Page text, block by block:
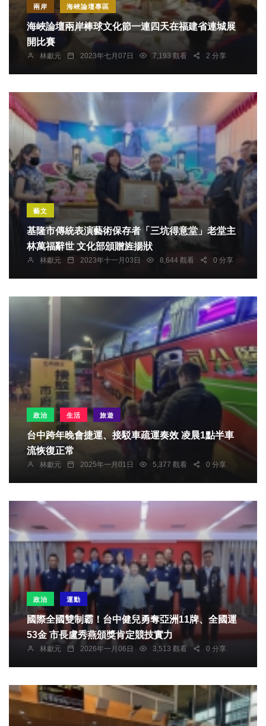
兩岸 海峽論壇專區
海峽論壇兩岸棒球文化節一連四天在福建省連城展
開比賽
林獻元 2023年七月07日 7,193 觀看 2 分享
藝文
基隆市傳統表演藝術保存者「三坑得意堂」老堂主
林萬福辭世 文化部頒贈旌揚狀
林獻元 2023年十一月03日 8,644 觀看 0 分享
政治 生活 旅遊
台中跨年晚會捷運、接駁車疏運奏效 凌晨1點半車
流恢復正常
林獻元 2025年一月01日 5,377 觀看 0 分享
政治 運動
國際全國雙制霸！台中健兒勇奪亞洲11牌、全國運
53金 市長盧秀燕頒獎肯定競技實力
林獻元 2026年一月06日 3,513 觀看 0 分享